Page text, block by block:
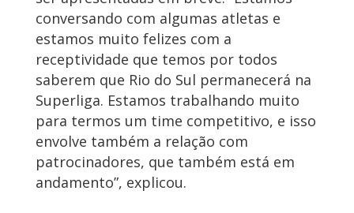
conversando com algumas atletas e
estamos muito felizes com a
receptividade que temos por todos
saberem que Rio do Sul permanecerá na
Superliga. Estamos trabalhando muito
para termos um time competitivo, e isso
envolve também a relação com
patrocinadores, que também está em
andamento”, explicou.